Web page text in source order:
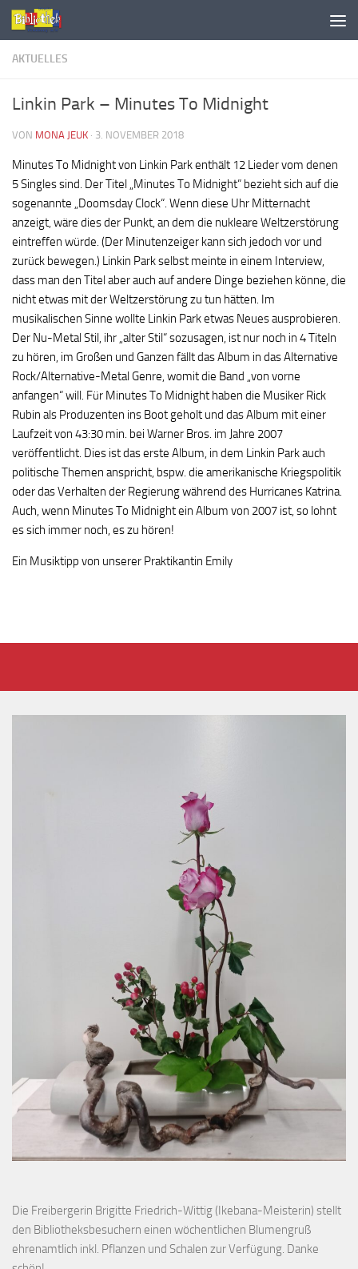
AKTUELLES
Linkin Park – Minutes To Midnight
VON MONA JEUK · 3. NOVEMBER 2018
Minutes To Midnight von Linkin Park enthält 12 Lieder vom denen
5 Singles sind. Der Titel „Minutes To Midnight“ bezieht sich auf die
sogenannte „Doomsday Clock“. Wenn diese Uhr Mitternacht
anzeigt, wäre dies der Punkt, an dem die nukleare Weltzerstörung
eintreffen würde. (Der Minutenzeiger kann sich jedoch vor und
zurück bewegen.) Linkin Park selbst meinte in einem Interview,
dass man den Titel aber auch auf andere Dinge beziehen könne, die
nicht etwas mit der Weltzerstörung zu tun hätten. Im
musikalischen Sinne wollte Linkin Park etwas Neues ausprobieren.
Der Nu-Metal Stil, ihr „alter Stil“ sozusagen, ist nur noch in 4 Titeln
zu hören, im Großen und Ganzen fällt das Album in das Alternative
Rock/Alternative-Metal Genre, womit die Band „von vorne
anfangen“ will. Für Minutes To Midnight haben die Musiker Rick
Rubin als Produzenten ins Boot geholt und das Album mit einer
Laufzeit von 43:30 min. bei Warner Bros. im Jahre 2007
veröffentlicht. Dies ist das erste Album, in dem Linkin Park auch
politische Themen anspricht, bspw. die amerikanische Kriegspolitik
oder das Verhalten der Regierung während des Hurricanes Katrina.
Auch, wenn Minutes To Midnight ein Album von 2007 ist, so lohnt
es sich immer noch, es zu hören!
Ein Musiktipp von unserer Praktikantin Emily
Die Freibergerin Brigitte Friedrich-Wittig (Ikebana-Meisterin) stellt
den Bibliotheksbesuchern einen wöchentlichen Blumengruß
ehrenamtlich inkl. Pflanzen und Schalen zur Verfügung. Danke